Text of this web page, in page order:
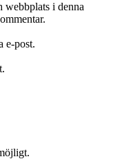
webbplats i denna
e-post.